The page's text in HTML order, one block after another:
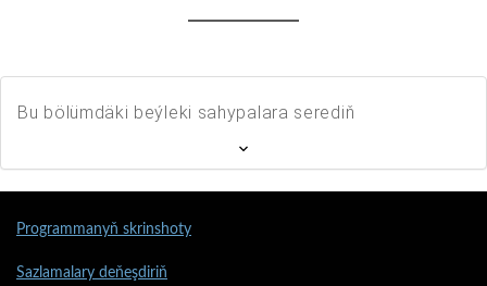
Bu bölümdäki beýleki sahypalara serediň
Programmanyň skrinshoty
Sazlamalary deňeşdiriň